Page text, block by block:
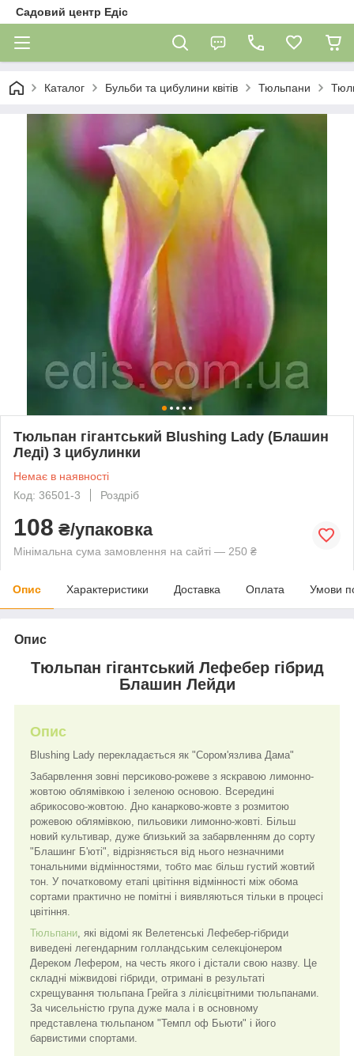
Садовий центр Едіс
Каталог Бульби та цибулини квітів Тюльпани
Тюльпан гігантський Blushing Lady (Блашин
Леді) 3 цибулинки
Немає в наявності
Код: 36501-3
Роздріб
108 ₴/упаковка
Мінімальна сума замовлення на сайті — 250 ₴
Опис Характеристики Доставка Оплата Умови
Опис
Тюльпан гігантський Лефебер гібрид
Блашин Лейди
Опис
Blushing Lady перекладається як "Сором'язлива Дама"
Забарвлення зовні персиково-рожеве з яскравою лимонно-
жовтою облямівкою і зеленою основою. Всередині
абрикосово-жовтою. Дно канарково-жовте з розмитою
рожевою облямівкою, пильовики лимонно-жовті. Більш
новий культивар, дуже близький за забарвленням до сорту
"Блашинг Б'юті", відрізняється від нього незначними
тональними відмінностями, тобто має більш густий жовтий
тон. У початковому етапі цвітіння відмінності між обома
сортами практично не помітні і виявляються тільки в процесі
цвітіння.
Тюльпани, які відомі як Велетенські Лефебер-гібриди
виведені легендарним голландським селекціонером
Дереком Лефером, на честь якого і дістали свою назву. Це
складні міжвидові гібриди, отримані в результаті
схрещування тюльпана Грейга з лілієцвітними тюльпанами.
За чисельністю група дуже мала і в основному
представлена тюльпаном "Темпл оф Бьюти" і його
барвистими спортами.